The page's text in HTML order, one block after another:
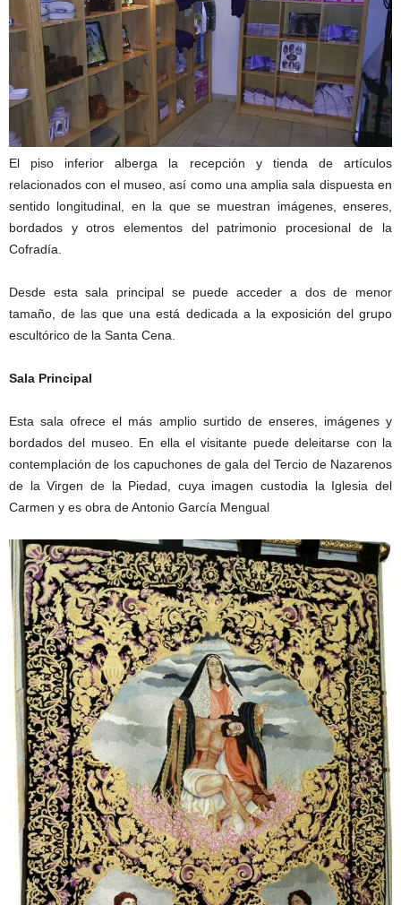
El piso inferior alberga la recepción y tienda de artículos
relacionados con el museo, así como una amplia sala dispuesta en
sentido longitudinal, en la que se muestran imágenes, enseres,
bordados y otros elementos del patrimonio procesional de la
Cofradía.
Desde esta sala principal se puede acceder a dos de menor
tamaño, de las que una está dedicada a la exposición del grupo
escultórico de la Santa Cena.
Sala Principal
Esta sala ofrece el más amplio surtido de enseres, imágenes y
bordados del museo. En ella el visitante puede deleitarse con la
contemplación de los capuchones de gala del Tercio de Nazarenos
de la Virgen de la Piedad, cuya imagen custodia la Iglesia del
Carmen y es obra de Antonio García Mengual